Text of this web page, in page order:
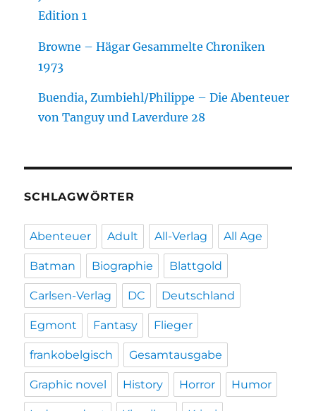
Edition 1
Browne – Hägar Gesammelte Chroniken
1973
Buendia, Zumbiehl/Philippe – Die Abenteuer
von Tanguy und Laverdure 28
SCHLAGWÖRTER
Abenteuer Adult All-Verlag All Age
Batman Biographie Blattgold
Carlsen-Verlag DC Deutschland
Egmont Fantasy Flieger
frankobelgisch Gesamtausgabe
Graphic novel History Horror Humor